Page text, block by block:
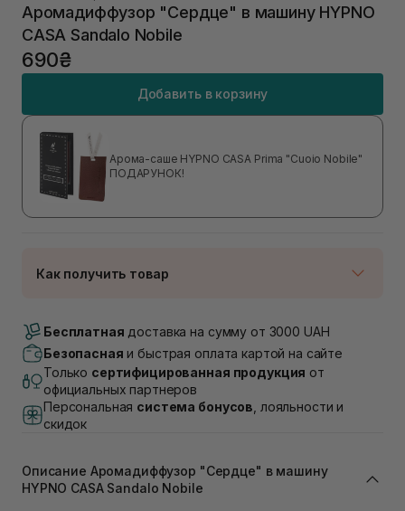
Аромадиффузор "Сердце" в машину HYPNO
CASA Sandalo Nobile
690₴
Добавить в корзину
Арома-саше HYPNO CASA Prima "Cuoio Nobile"
ПОДАРУНОК!
Как получить товар
Нет в наличии!
Самовывоз г. Луцк, Винниченка 4
Самовывоз г. Львов, ул. Академика Подстригача,
1В (Duck's Lake)
Нет в наличии!
Самовывоз Львов (Ивана Франко 36)
Самовывоз г. Львов ул. Степана Бандеры 43
В наличии
Бесплатная доставка на сумму от 3000 UAH
Безопасная и быстрая оплата картой на сайте
Только сертифицированная продукция от
официальных партнеров
Персональная система бонусов , лояльности и
скидок
Описание Аромадиффузор "Сердце" в машину
HYPNO CASA Sandalo Nobile